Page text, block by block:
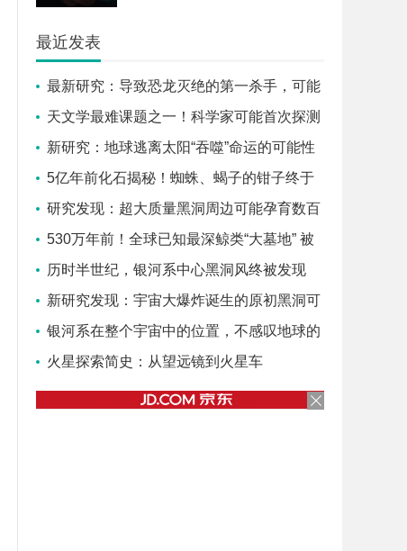
最近发表
最新研究：导致恐龙灭绝的第一杀手，可能
不是寒冬而是全球火海
天文学最难课题之一！科学家可能首次探测
到系外卫星
新研究：地球逃离太阳“吞噬”命运的可能性
增大
5亿年前化石揭秘！蜘蛛、蝎子的钳子终于
找到演化源头
研究发现：超大质量黑洞周边可能孕育数百
万颗行星
530万年前！全球已知最深鲸类“大墓地” 被
发现历时半世纪，银河系中心黑洞风终被发现
新研究发现：宇宙大爆炸诞生的原初黑洞可
演化成白洞
银河系在整个宇宙中的位置，不感叹地球的
渺小，感叹银河系的渺小！
火星探索简史：从望远镜到火星车